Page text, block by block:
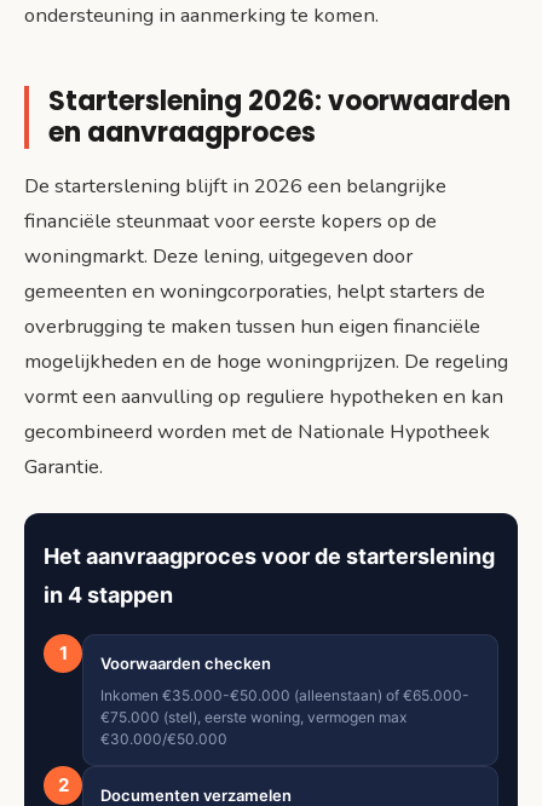
ondersteuning in aanmerking te komen.
Starterslening 2026: voorwaarden
en aanvraagproces
De starterslening blijft in 2026 een belangrijke
financiële steunmaat voor eerste kopers op de
woningmarkt. Deze lening, uitgegeven door
gemeenten en woningcorporaties, helpt starters de
overbrugging te maken tussen hun eigen financiële
mogelijkheden en de hoge woningprijzen. De regeling
vormt een aanvulling op reguliere hypotheken en kan
gecombineerd worden met de Nationale Hypotheek
Garantie.
Het aanvraagproces voor de starterslening
in 4 stappen
1 Voorwaarden checken
Inkomen €35.000-€50.000 (alleenstaan) of €65.000-
€75.000 (stel), eerste woning, vermogen max
€30.000/€50.000
2 Documenten verzamelen